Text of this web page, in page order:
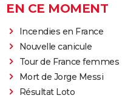
EN CE MOMENT
Incendies en France
Nouvelle canicule
Tour de France femmes
Mort de Jorge Messi
Résultat Loto